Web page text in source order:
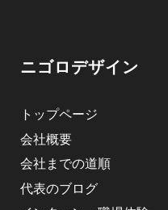
ニゴロデザイン
トップページ
会社概要
会社までの道順
代表のブログ